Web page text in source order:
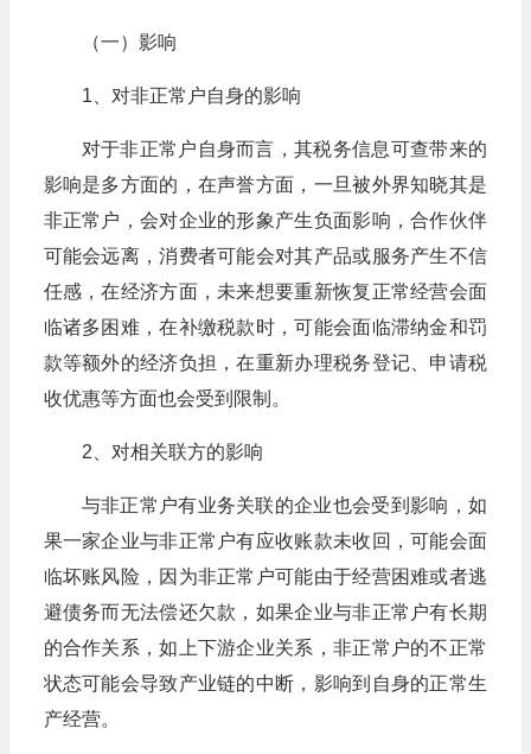
（一）影响
1、对非正常户自身的影响
对于非正常户自身而言，其税务信息可查带来的
影响是多方面的，在声誉方面，一旦被外界知晓其是
非正常户，会对企业的形象产生负面影响，合作伙伴
可能会远离，消费者可能会对其产品或服务产生不信
任感，在经济方面，未来想要重新恢复正常经营会面
临诸多困难，在补缴税款时，可能会面临滞纳金和罚
款等额外的经济负担，在重新办理税务登记、申请税
收优惠等方面也会受到限制。
2、对相关联方的影响
与非正常户有业务关联的企业也会受到影响，如
果一家企业与非正常户有应收账款未收回，可能会面
临坏账风险，因为非正常户可能由于经营困难或者逃
避债务而无法偿还欠款，如果企业与非正常户有长期
的合作关系，如上下游企业关系，非正常户的不正常
状态可能会导致产业链的中断，影响到自身的正常生
产经营。